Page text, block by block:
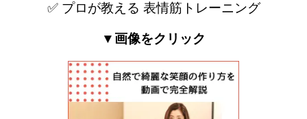
✅ プロが教える 表情筋トレーニング
▼画像をクリック